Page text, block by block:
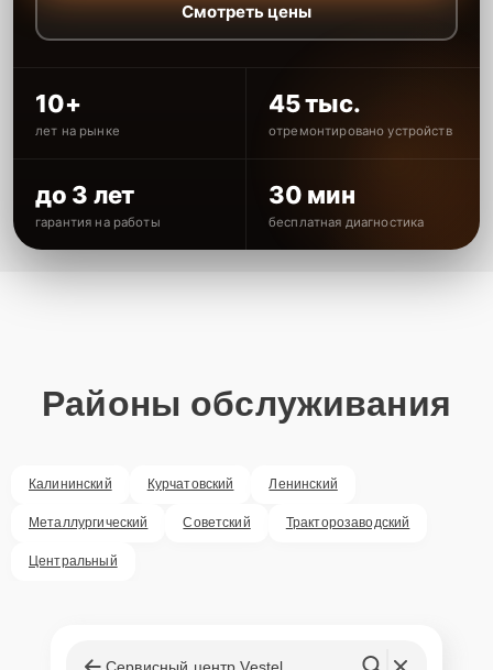
Смотреть цены
10+
лет на рынке
45 тыс.
отремонтировано устройств
до 3 лет
гарантия на работы
30 мин
бесплатная диагностика
Районы обслуживания
Калининский Курчатовский Ленинский
Металлургический Советский Тракторозаводский
Центральный
Сервисный центр Vestel